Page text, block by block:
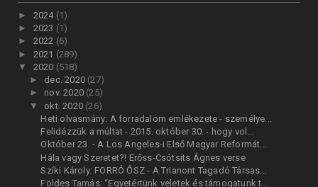
► 2024 (1)
► 2023 (1)
► 2022 (6)
► 2021 (289)
▼ 2020 (518)
► dec. 2020 (27)
► nov. 2020 (25)
▼ okt. 2020 (26)
Heti olvasmány: A forradalom emlékezete - személye...
Felidézzük a múltat - 2015. október 30. - hogy vol...
Október 23. - A Los Angeles-i Első Magyar Reformát...
Hála vagy Szeretet?! Erőss-Csótsits Ágnes verse
Szíki Károly: FORRÓ ŐSZ - A Trianont Tagadó Társas...
Földes Tamás: “Egyetértünk veletek és támogatunk t...